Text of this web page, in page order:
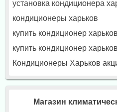
установка кондиционера
кондиционеры харьков
купить кондиционер харьков
купить кондиционер
Кондиционеры Харьков
Магазин